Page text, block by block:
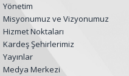
Yönetim
Misyonumuz ve Vizyonumuz
Hizmet Noktaları
Kardeş Şehirlerimiz
Yayınlar
Medya Merkezi